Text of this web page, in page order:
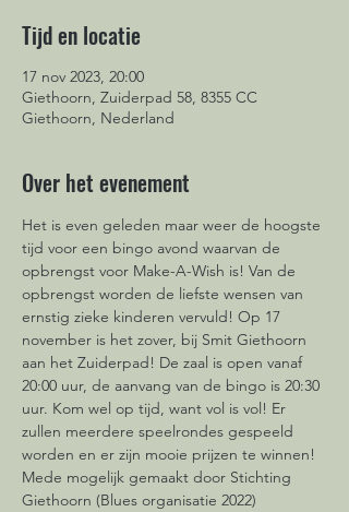
Tijd en locatie
17 nov 2023, 20:00
Giethoorn, Zuiderpad 58, 8355 CC
Giethoorn, Nederland
Over het evenement
Het is even geleden maar weer de hoogste
tijd voor een bingo avond waarvan de
opbrengst voor Make-A-Wish is! Van de
opbrengst worden de liefste wensen van
ernstig zieke kinderen vervuld! Op 17
november is het zover, bij Smit Giethoorn
aan het Zuiderpad! De zaal is open vanaf
20:00 uur, de aanvang van de bingo is 20:30
uur. Kom wel op tijd, want vol is vol! Er
zullen meerdere speelrondes gespeeld
worden en er zijn mooie prijzen te winnen!
Mede mogelijk gemaakt door Stichting
Giethoorn (Blues organisatie 2022)